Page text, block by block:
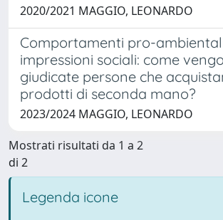
2020/2021 MAGGIO, LEONARDO
Comportamenti pro-
impressioni sociali: come
giudicate persone che
prodotti di seconda mano?
2023/2024 MAGGIO, LEONARDO
Mostrati risultati da 1 a 2
di 2
Legenda icone